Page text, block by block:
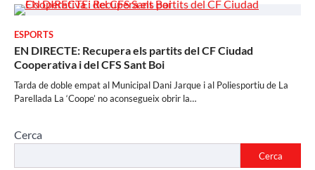
ESPORTS
EN DIRECTE: Recupera els partits del CF Ciudad
Cooperativa i del CFS Sant Boi
Tarda de doble empat al Municipal Dani Jarque i al Poliesportiu de La
Parellada La ‘Coope’ no aconsegueix obrir la…
Cerca
Cerca